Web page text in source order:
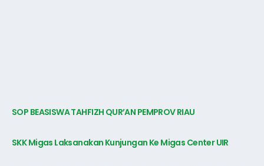
SOP BEASISWA TAHFIZH QUR’AN PEMPROV RIAU
SKK Migas Laksanakan Kunjungan Ke Migas Center UIR